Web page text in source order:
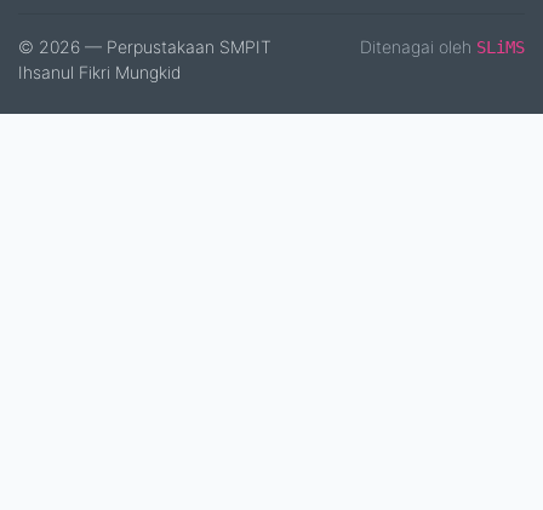
© 2026 — Perpustakaan SMPIT
Ihsanul Fikri Mungkid
Ditenagai oleh SLiMS